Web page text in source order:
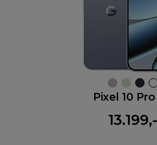
Pixel 10
13.199,-